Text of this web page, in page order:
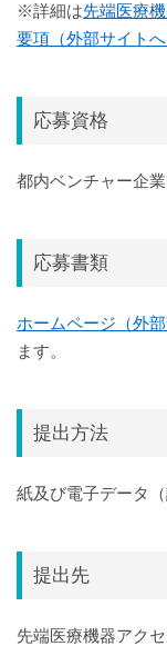
※詳細は先端医療
要項（外部サイトへ
応募資格
都内ベンチャー企
応募書類
ホームページ（外
ます。
提出方法
紙及び電子データ
提出先
先端医療機器アク